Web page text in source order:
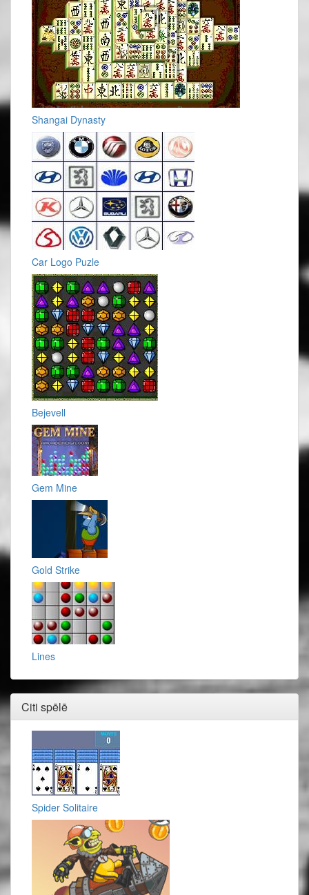
Shangai Dynasty
Car Logo Puzle
Bejevell
Gem Mine
Gold Strike
Lines
Citi spēlē
Spider Solitaire